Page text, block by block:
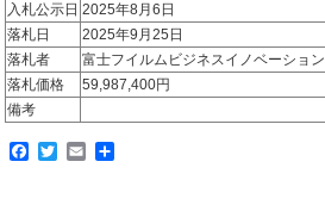
入札公示日 2025年8月6日
落札日
2025年9月25日
落札者
富士フイルムビジネスイノベーショ
落札価格
59,987,400円
備考
Facebook
TwitterEmail
共